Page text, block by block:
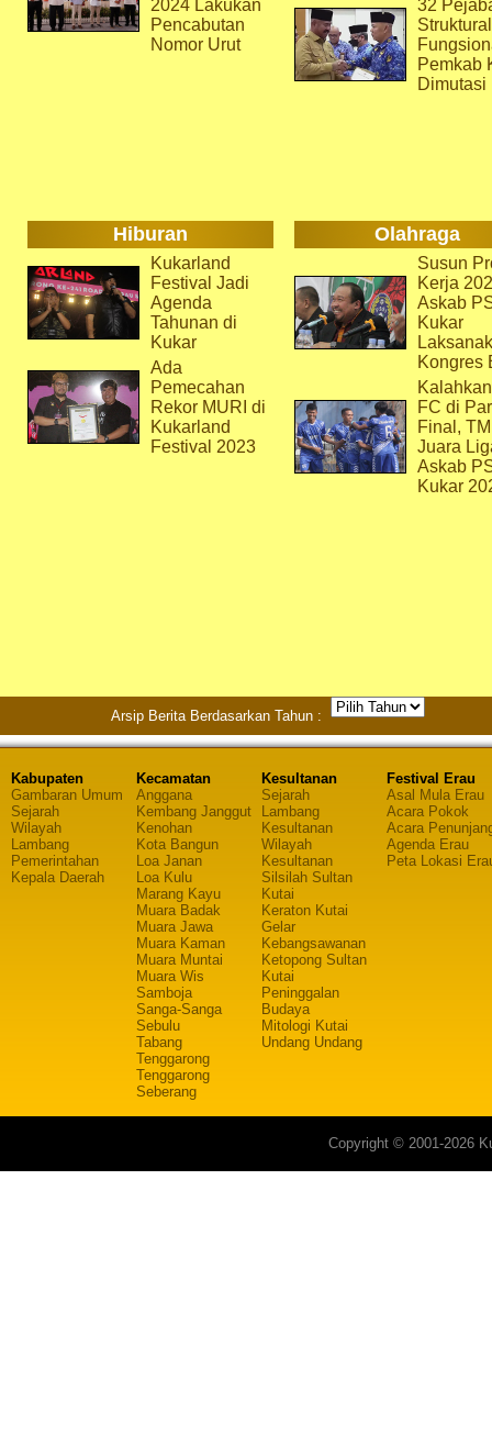
2024 Lakukan
Pencabutan
Nomor Urut
32
Pemkab
Dimutasi
Hiburan Olahraga
Kukarland
Festival Jadi
Agenda
Tahunan di
Kukar
Ada
Pemecahan
Rekor MURI di
Kukarland
Festival 2023
Susun
Kerja
Askab
Kukar
Kongres
FC di
Final,
Juara
Askab
Kukar
Arsip Berita Berdasarkan Tahun :
Kabupaten
Gambaran Umum
Sejarah
Wilayah
Lambang
Pemerintahan
Kepala Daerah
Kecamatan
Anggana
Kembang Janggut
Kenohan
Kota Bangun
Loa Janan
Loa Kulu
Marang Kayu
Muara Badak
Muara Jawa
Muara Kaman
Muara Muntai
Muara Wis
Samboja
Sanga-Sanga
Sebulu
Tabang
Tenggarong
Tenggarong
Seberang
Kesultanan
Sejarah
Lambang
Kesultanan
Wilayah
Kesultanan
Silsilah Sultan
Kutai
Keraton Kutai
Gelar
Kebangsawanan
Ketopong Sultan
Kutai
Peninggalan
Budaya
Mitologi Kutai
Undang Undang
Festival Erau
Asal Mula Erau
Acara Pokok
Acara
Agenda Erau
Peta Lokasi
Copyright © 2001-2026